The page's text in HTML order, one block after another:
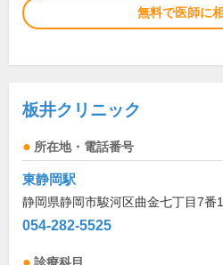
無料で医師に
板井クリニック
所在地・電話番号
東静岡駅
静岡県静岡市駿河区曲金七丁目7番
054-282-5525